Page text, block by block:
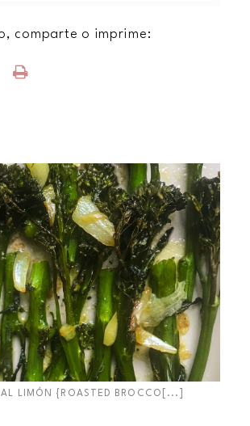
comparte o imprime:
AL LIMÓN {ROASTED BROCCO[...]